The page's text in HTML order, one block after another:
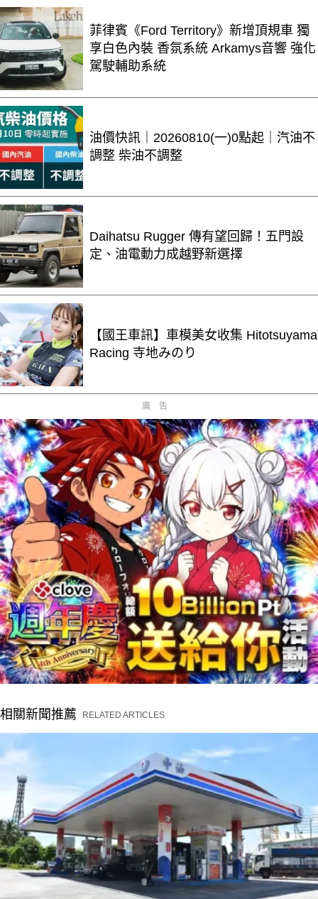
菲律賓《Ford Territory》新增頂規車 獨
享白色內裝 香氛系統 Arkamys音響 強化
駕駛輔助系統
油價快訊｜20260810(一)0點起｜汽油不
調整 柴油不調整
Daihatsu Rugger 傳有望回歸！五門設
定、油電動力成越野新選擇
【國王車訊】車模美女收集 Hitotsuyama
Racing 寺地みのり
廣告
相關新聞推薦 RELATED ARTICLES